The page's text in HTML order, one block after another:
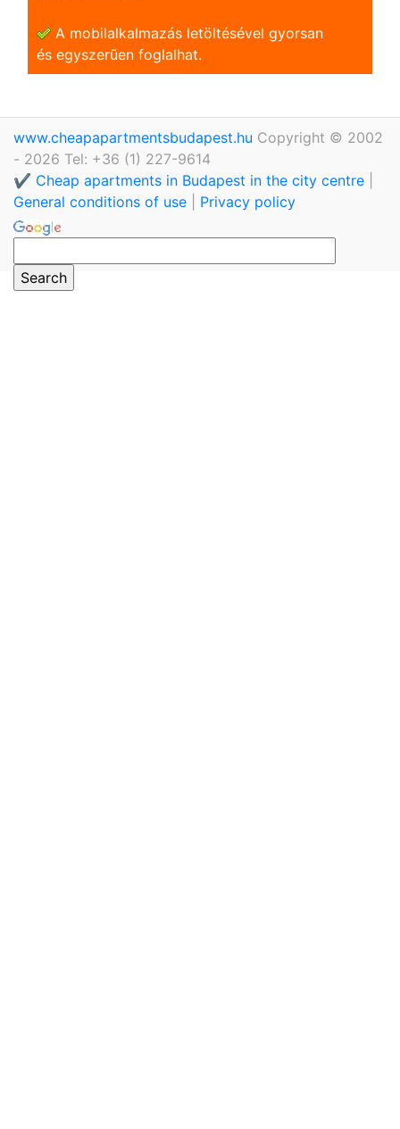
A mobilalkalmazás letöltésével gyorsan
és egyszerũen foglalhat.
www.cheapapartmentsbudapest.hu Copyright © 2002
- 2026 Tel: +36 (1) 227-9614
✔️ Cheap apartments in Budapest in the city centre
General conditions of use
Privacy policy